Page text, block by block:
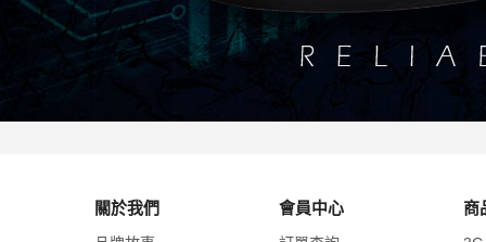
關於我們 會員中心 商